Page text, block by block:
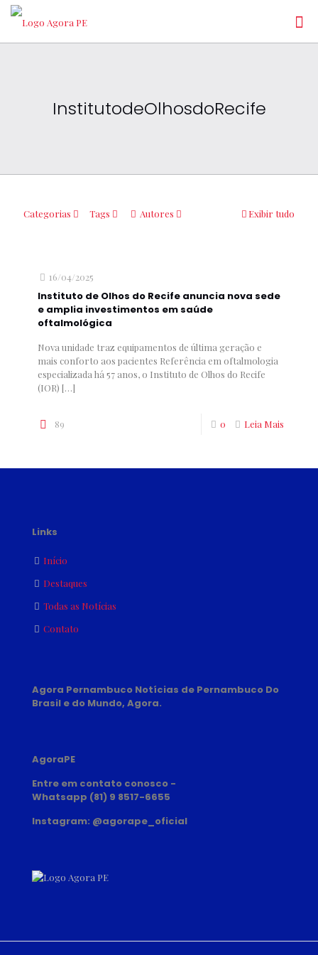
InstitutodeOlhosdoRecife
Categorias Tags Autores Exibir tudo
16/04/2025
Instituto de Olhos do Recife anuncia nova sede
e amplia investimentos em saúde
oftalmológica
Nova unidade traz equipamentos de última geração e
mais conforto aos pacientes Referência em oftalmologia
especializada há 57 anos, o Instituto de Olhos do Recife
(IOR) […]
89 0 Leia Mais
Links
Início
Destaques
Todas as Notícias
Contato
Agora Pernambuco Notícias de Pernambuco Do
Brasil e do Mundo, Agora.
AgoraPE
Entre em contato conosco -
Whatsapp (81) 9 8517-6655
Instagram: @agorape_oficial